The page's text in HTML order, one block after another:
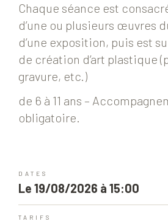
Chaque séance est
d’une ou plusieurs œuvres
d’une exposition, puis est
de création d’art plastique
gravure, etc.)
de 6 à 11 ans –
obligatoire.
DATES
Le 19/08/2026 à 15:00
TARIFS